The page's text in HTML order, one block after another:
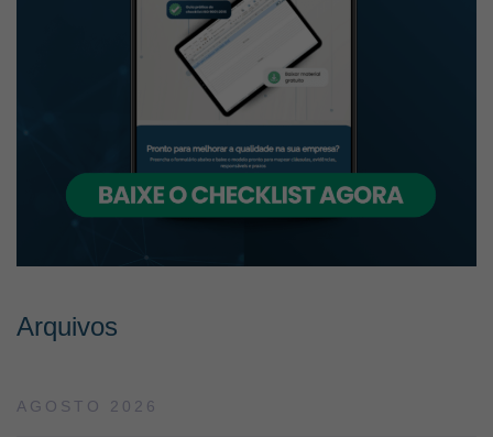
Arquivos
AGOSTO 2026